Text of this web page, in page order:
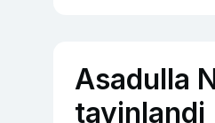
Asadulla
tayinlandi